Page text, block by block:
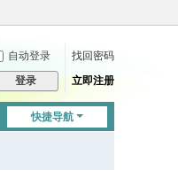
自动登录
找回密码
登录 立即注册
快捷导航